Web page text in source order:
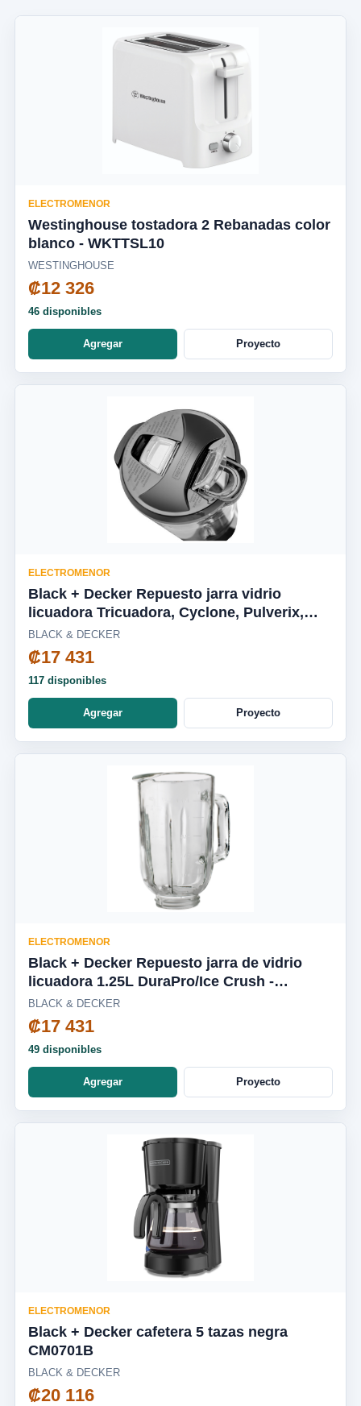
ELECTROMENOR
Westinghouse tostadora 2 Rebanadas color
blanco - WKTTSL10
WESTINGHOUSE
₡12 326
46 disponibles
Agregar Proyecto
ELECTROMENOR
Black + Decker Repuesto jarra vidrio
licuadora Tricuadora, Cyclone, Pulverix,
Fusion Blade, silenciosa BL1650-04LA
BLACK & DECKER
₡17 431
117 disponibles
Agregar Proyecto
ELECTROMENOR
Black + Decker Repuesto jarra de vidrio
licuadora 1.25L DuraPro/Ice Crush -
BL2010WG-03LA
BLACK & DECKER
₡17 431
49 disponibles
Agregar Proyecto
ELECTROMENOR
Black + Decker cafetera 5 tazas negra
CM0701B
BLACK & DECKER
₡20 116